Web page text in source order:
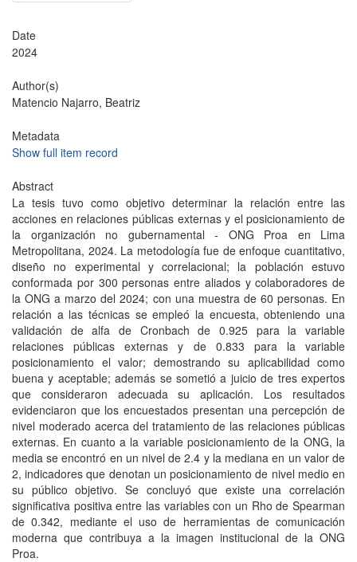
Date
2024
Author(s)
Matencio Najarro, Beatriz
Metadata
Show full item record
Abstract
La tesis tuvo como objetivo determinar la relación entre las
acciones en relaciones públicas externas y el posicionamiento de
la organización no gubernamental - ONG Proa en Lima
Metropolitana, 2024. La metodología fue de enfoque cuantitativo,
diseño no experimental y correlacional; la población estuvo
conformada por 300 personas entre aliados y colaboradores de
la ONG a marzo del 2024; con una muestra de 60 personas. En
relación a las técnicas se empleó la encuesta, obteniendo una
validación de alfa de Cronbach de 0.925 para la variable
relaciones públicas externas y de 0.833 para la variable
posicionamiento el valor; demostrando su aplicabilidad como
buena y aceptable; además se sometió a juicio de tres expertos
que consideraron adecuada su aplicación. Los resultados
evidenciaron que los encuestados presentan una percepción de
nivel moderado acerca del tratamiento de las relaciones públicas
externas. En cuanto a la variable posicionamiento de la ONG, la
media se encontró en un nivel de 2.4 y la mediana en un valor de
2, indicadores que denotan un posicionamiento de nivel medio en
su público objetivo. Se concluyó que existe una correlación
significativa positiva entre las variables con un Rho de Spearman
de 0.342, mediante el uso de herramientas de comunicación
moderna que contribuya a la imagen institucional de la ONG
Proa.